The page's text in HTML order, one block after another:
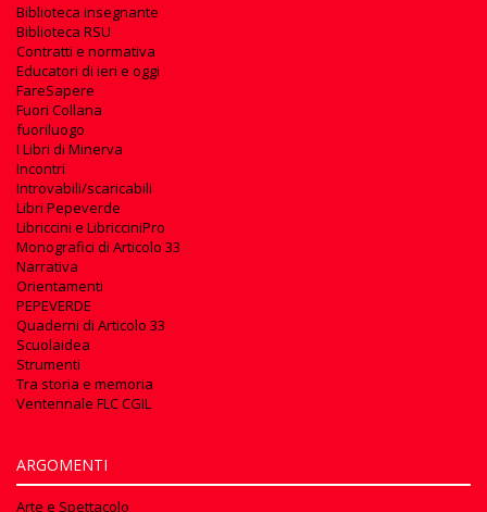
Biblioteca insegnante
Biblioteca RSU
Contratti e normativa
Educatori di ieri e oggi
FareSapere
Fuori Collana
fuoriluogo
I Libri di Minerva
Incontri
Introvabili/scaricabili
Libri Pepeverde
Libriccini e LibricciniPro
Monografici di Articolo 33
Narrativa
Orientamenti
PEPEVERDE
Quaderni di Articolo 33
Scuolaidea
Strumenti
Tra storia e memoria
Ventennale FLC CGIL
ARGOMENTI
Arte e Spettacolo